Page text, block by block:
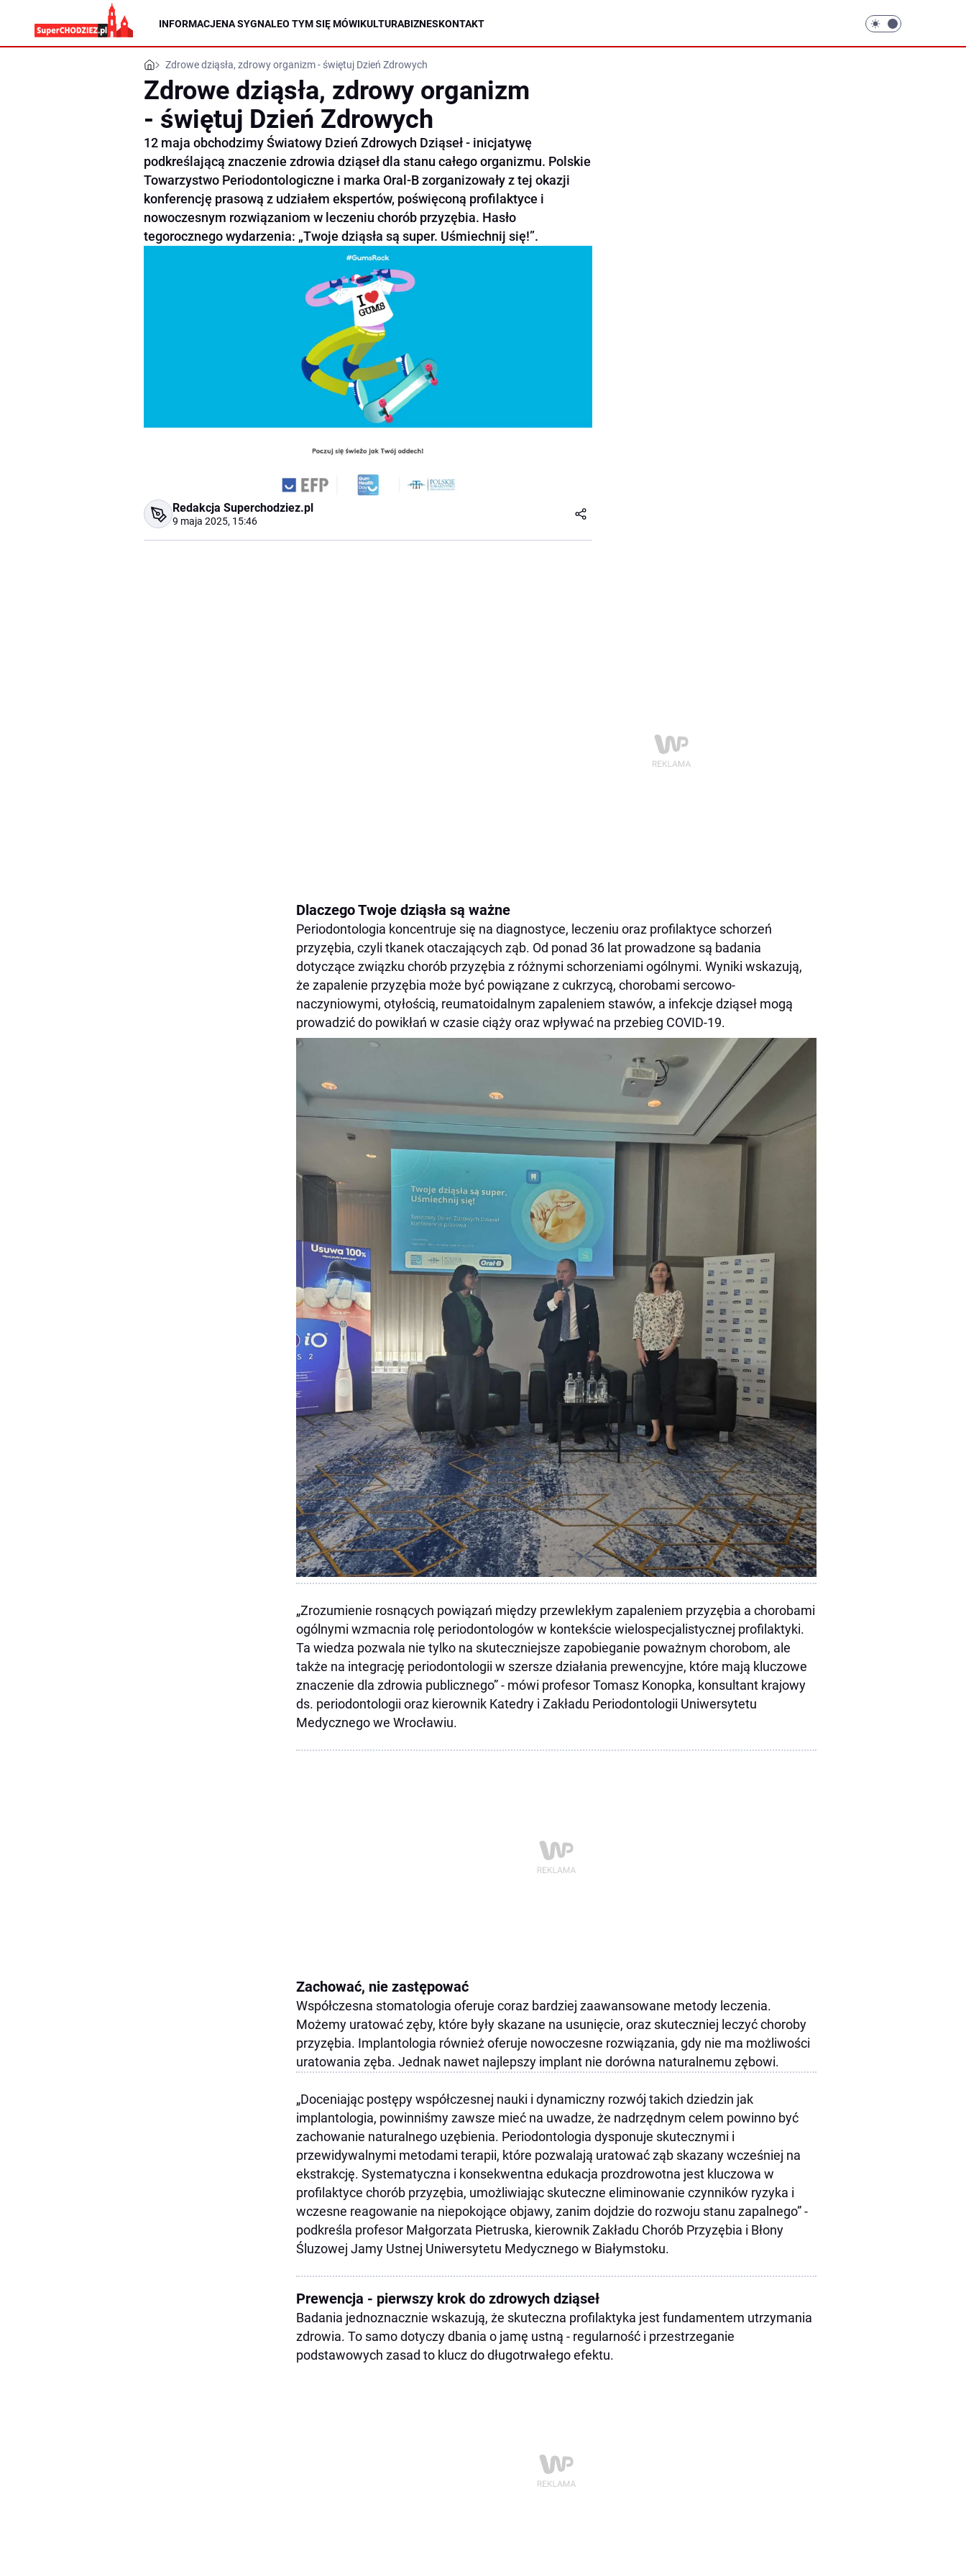
INFORMACJENA SYGNALEO TYM SIĘ MÓWIKULTURABIZNESKONTAKT
Zdrowe dziąsła, zdrowy organizm - świętuj Dzień Zdrowych
Zdrowe dziąsła, zdrowy organizm
- świętuj Dzień Zdrowych
12 maja obchodzimy Światowy Dzień Zdrowych Dziąseł - inicjatywę
podkreślającą znaczenie zdrowia dziąseł dla stanu całego organizmu. Polskie
Towarzystwo Periodontologiczne i marka Oral-B zorganizowały z tej okazji
konferencję prasową z udziałem ekspertów, poświęconą profilaktyce i
nowoczesnym rozwiązaniom w leczeniu chorób przyzębia. Hasło
tegorocznego wydarzenia: „Twoje dziąsła są super. Uśmiechnij się!”.
Redakcja Superchodziez.pl
9 maja 2025, 15:46
Dlaczego Twoje dziąsła są ważne
Periodontologia koncentruje się na diagnostyce, leczeniu oraz profilaktyce schorzeń
przyzębia, czyli tkanek otaczających ząb. Od ponad 36 lat prowadzone są badania
dotyczące związku chorób przyzębia z różnymi schorzeniami ogólnymi. Wyniki wskazują,
że zapalenie przyzębia może być powiązane z cukrzycą, chorobami sercowo-
naczyniowymi, otyłością, reumatoidalnym zapaleniem stawów, a infekcje dziąseł mogą
prowadzić do powikłań w czasie ciąży oraz wpływać na przebieg COVID-19.
„Zrozumienie rosnących powiązań między przewlekłym zapaleniem przyzębia a chorobami
ogólnymi wzmacnia rolę periodontologów w kontekście wielospecjalistycznej profilaktyki.
Ta wiedza pozwala nie tylko na skuteczniejsze zapobieganie poważnym chorobom, ale
także na integrację periodontologii w szersze działania prewencyjne, które mają kluczowe
znaczenie dla zdrowia publicznego” - mówi profesor Tomasz Konopka, konsultant krajowy
ds. periodontologii oraz kierownik Katedry i Zakładu Periodontologii Uniwersytetu
Medycznego we Wrocławiu.
Zachować, nie zastępować
Współczesna stomatologia oferuje coraz bardziej zaawansowane metody leczenia.
Możemy uratować zęby, które były skazane na usunięcie, oraz skuteczniej leczyć choroby
przyzębia. Implantologia również oferuje nowoczesne rozwiązania, gdy nie ma możliwości
uratowania zęba. Jednak nawet najlepszy implant nie dorówna naturalnemu zębowi.
„Doceniając postępy współczesnej nauki i dynamiczny rozwój takich dziedzin jak
implantologia, powinniśmy zawsze mieć na uwadze, że nadrzędnym celem powinno być
zachowanie naturalnego uzębienia. Periodontologia dysponuje skutecznymi i
przewidywalnymi metodami terapii, które pozwalają uratować ząb skazany wcześniej na
ekstrakcję. Systematyczna i konsekwentna edukacja prozdrowotna jest kluczowa w
profilaktyce chorób przyzębia, umożliwiając skuteczne eliminowanie czynników ryzyka i
wczesne reagowanie na niepokojące objawy, zanim dojdzie do rozwoju stanu zapalnego” -
podkreśla profesor Małgorzata Pietruska, kierownik Zakładu Chorób Przyzębia i Błony
Śluzowej Jamy Ustnej Uniwersytetu Medycznego w Białymstoku.
Prewencja - pierwszy krok do zdrowych dziąseł
Badania jednoznacznie wskazują, że skuteczna profilaktyka jest fundamentem utrzymania
zdrowia. To samo dotyczy dbania o jamę ustną - regularność i przestrzeganie
podstawowych zasad to klucz do długotrwałego efektu.